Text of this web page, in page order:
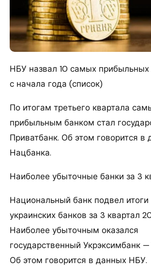
НБУ назвал 10 самых прибыльных
с начала года (список)
По итогам третьего квартала
прибыльным банком стал
Приватбанк. Об этом говорится в
Нацбанка.
Наиболее убыточные банки за 3
Национальный банк подвел итоги
украинских банков за 3 квартал
Наиболее убыточным оказался
государственный Укрэксимбанк —
Об этом говорится в данных НБУ.